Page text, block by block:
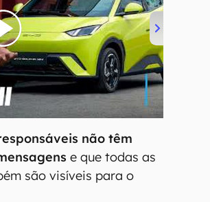
não têm
e que todas as
são visíveis para o